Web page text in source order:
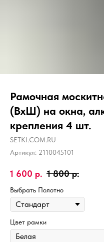
Рамочная
(ВхШ) на окна,
крепления 4 шт.
SETKI.COM.RU
Артикул: 2110045101
1 600 р. 1 800 р.
Выбрать Полотно
Цвет рамки